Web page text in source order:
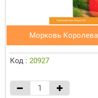
Морковь Королева
Код : 20927